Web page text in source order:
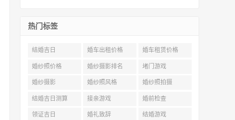
热门标签
结婚吉日 婚车出租价格 婚车租赁价格
婚纱照价格 婚纱摄影排名 堵门游戏
婚纱摄影 婚纱照风格 婚纱照拍摄
结婚吉日测算 接亲游戏 婚前检查
领证吉日 婚礼致辞 结婚游戏